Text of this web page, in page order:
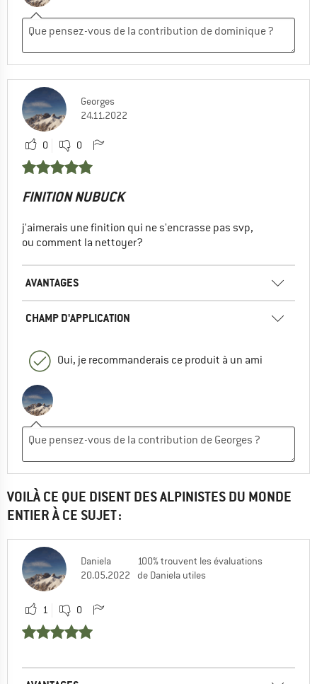
Georges
24.11.2022
0 0
FINITION NUBUCK
j'aimerais une finition qui ne s'encrasse pas svp,
ou comment la nettoyer?
AVANTAGES
CHAMP D'APPLICATION
Oui, je recommanderais ce produit à un ami
VOILÀ CE QUE DISENT DES ALPINISTES DU MONDE
ENTIER À CE SUJET :
Daniela
20.05.2022
100% trouvent les évaluations
de Daniela utiles
1 0